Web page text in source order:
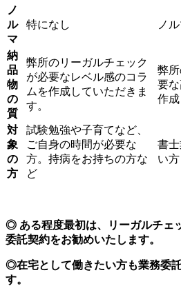
ノ
ル
マ
特になし ノ
納
品
物
の
質
弊所のリーガルチェック
が必要なレベル感のコラ
ムを作成していただきま
す。
弊
要
作成
対
象
の
方
試験勉強や子育てなど、
ご自身の時間が必要な
方。持病をお持ちの方な
ど
書
い方
◎ ある程度最初は、リーガルチェ
委託契約をお勧めいたします。
◎在宅として働きたい方も業務委
す。